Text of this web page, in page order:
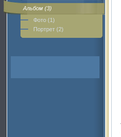
Альбом (3)
Фото (1)
Портрет (2)